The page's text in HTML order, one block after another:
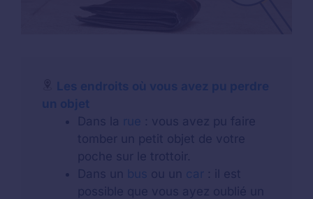
Les endroits où vous avez pu perdre
un objet
Dans la rue : vous avez pu faire
tomber un petit objet de votre
poche sur le trottoir.
Dans un bus ou un car : il est
possible que vous ayez oublié un